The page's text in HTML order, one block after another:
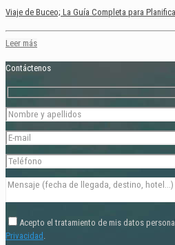
Viaje de Buceo; La Guía Completa para
Leer más
Contáctenos
Acepto el tratamiento de mis datos
Privacidad .